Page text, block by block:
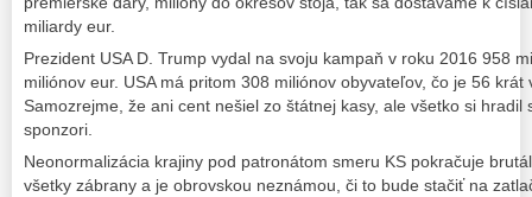
miliardy eur.
Prezident USA D. Trump vydal na svoju kampaň v roku 2016 958
miliónov eur. USA má pritom 308 miliónov obyvateľov, čo je 56 krát
Samozrejme, že ani cent nešiel zo štátnej kasy, ale všetko si
sponzori.
Neonormalizácia krajiny pod patronátom smeru KS pokračuje
všetky zábrany a je obrovskou neznámou, či to bude stačiť na